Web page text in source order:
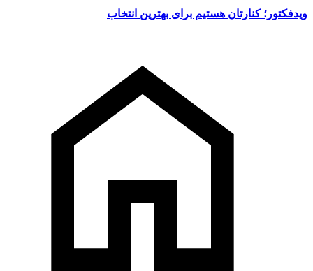
ویدفکتور؛ کنارتان هستیم برای بهترین انتخاب